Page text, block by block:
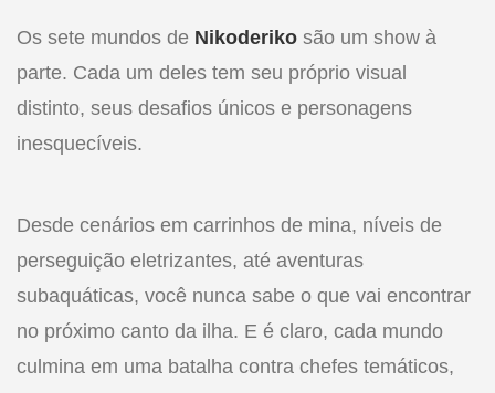
Os sete mundos de Nikoderiko são um show à
parte. Cada um deles tem seu próprio visual
distinto, seus desafios únicos e personagens
inesquecíveis.
Desde cenários em carrinhos de mina, níveis de
perseguição eletrizantes, até aventuras
subaquáticas, você nunca sabe o que vai encontrar
no próximo canto da ilha. E é claro, cada mundo
culmina em uma batalha contra chefes temáticos,